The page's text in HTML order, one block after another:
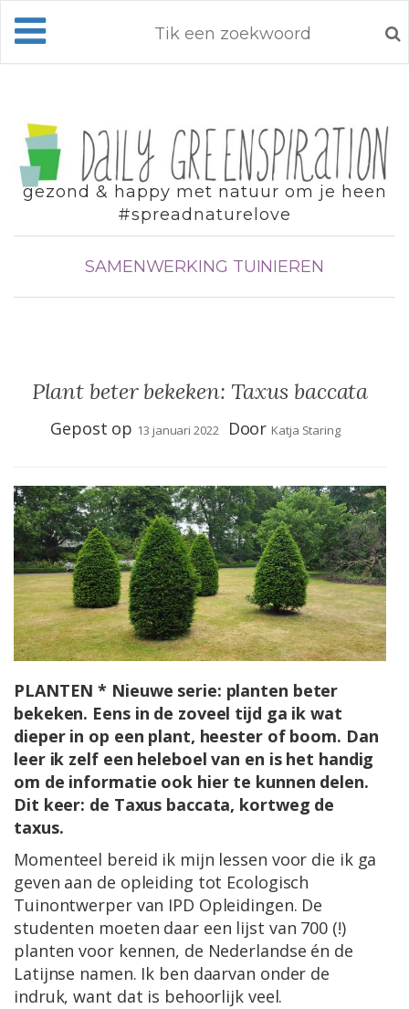
gezond & happy met natuur om je heen
#spreadnaturelove
SAMENWERKING TUINIEREN
Plant beter bekeken: Taxus baccata
Gepost op 13 januari 2022 Door Katja Staring
PLANTEN * Nieuwe serie: planten beter
bekeken. Eens in de zoveel tijd ga ik wat
dieper in op een plant, heester of boom. Dan
leer ik zelf een heleboel van en is het handig
om de informatie ook hier te kunnen delen.
Dit keer: de Taxus baccata, kortweg de
taxus.
Momenteel bereid ik mijn lessen voor die ik ga
geven aan de opleiding tot Ecologisch
Tuinontwerper van IPD Opleidingen. De
studenten moeten daar een lijst van 700 (!)
planten voor kennen, de Nederlandse én de
Latijnse namen. Ik ben daarvan onder de
indruk, want dat is behoorlijk veel.